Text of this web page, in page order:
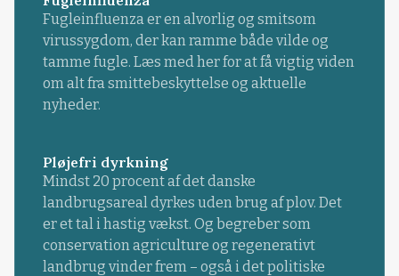
Fugleinfluenza er en alvorlig og smitsom
virussygdom, der kan ramme både vilde og
tamme fugle. Læs med her for at få vigtig viden
om alt fra smittebeskyttelse og aktuelle
nyheder.
Pløjefri dyrkning
Mindst 20 procent af det danske
landbrugsareal dyrkes uden brug af plov. Det
er et tal i hastig vækst. Og begreber som
conservation agriculture og regenerativt
landbrug vinder frem – også i det politiske